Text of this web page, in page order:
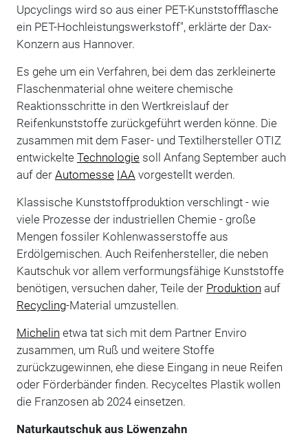
Upcyclings wird so aus einer PET-Kunststoffflasche
ein PET-Hochleistungswerkstoff", erklärte der Dax-
Konzern aus Hannover.
Es gehe um ein Verfahren, bei dem das zerkleinerte
Flaschenmaterial ohne weitere chemische
Reaktionsschritte in den Wertkreislauf der
Reifenkunststoffe zurückgeführt werden könne. Die
zusammen mit dem Faser- und Textilhersteller OTIZ
entwickelte Technologiesoll Anfang September auch
auf der Automesse IAA vorgestellt werden.
Klassische Kunststoffproduktion verschlingt - wie
viele Prozesse der industriellen Chemie - große
Mengen fossiler Kohlenwasserstoffe aus
Erdölgemischen. Auch Reifenhersteller, die neben
Kautschuk vor allem verformungsfähige Kunststoffe
benötigen, versuchen daher, Teile der Produktion auf
Recycling-Material umzustellen.
Michelin etwa tat sich mit dem Partner Enviro
zusammen, um Ruß und weitere Stoffe
zurückzugewinnen, ehe diese Eingang in neue Reifen
oder Förderbänder finden. Recyceltes Plastik wollen
die Franzosen ab 2024 einsetzen.
Naturkautschuk aus Löwenzahn